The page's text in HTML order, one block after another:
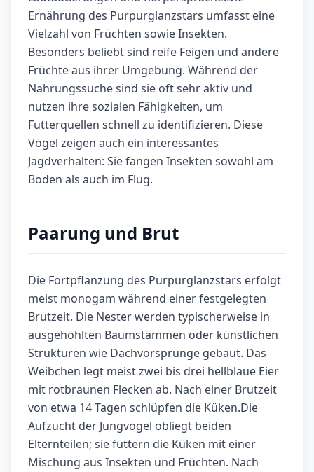
Ernährung des Purpurglanzstars umfasst eine
Vielzahl von Früchten sowie Insekten.
Besonders beliebt sind reife Feigen und andere
Früchte aus ihrer Umgebung. Während der
Nahrungssuche sind sie oft sehr aktiv und
nutzen ihre sozialen Fähigkeiten, um
Futterquellen schnell zu identifizieren. Diese
Vögel zeigen auch ein interessantes
Jagdverhalten: Sie fangen Insekten sowohl am
Boden als auch im Flug.
Paarung und Brut
Die Fortpflanzung des Purpurglanzstars erfolgt
meist monogam während einer festgelegten
Brutzeit. Die Nester werden typischerweise in
ausgehöhlten Baumstämmen oder künstlichen
Strukturen wie Dachvorsprünge gebaut. Das
Weibchen legt meist zwei bis drei hellblaue Eier
mit rotbraunen Flecken ab. Nach einer Brutzeit
von etwa 14 Tagen schlüpfen die Küken.Die
Aufzucht der Jungvögel obliegt beiden
Elternteilen; sie füttern die Küken mit einer
Mischung aus Insekten und Früchten. Nach